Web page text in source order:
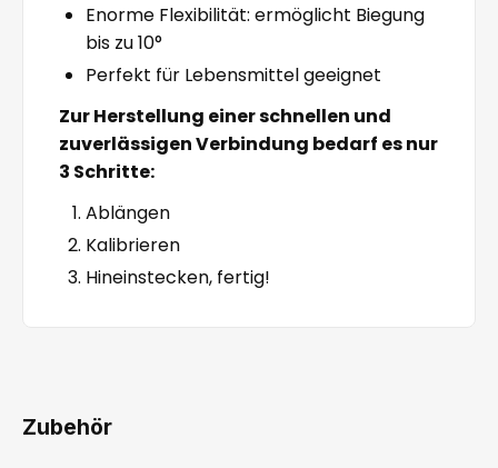
Enorme Flexibilität: ermöglicht Biegung
bis zu 10°
Perfekt für Lebensmittel geeignet
Zur Herstellung einer schnellen und
zuverlässigen Verbindung bedarf es nur
3 Schritte:
Ablängen
Kalibrieren
Hineinstecken, fertig!
Zubehör